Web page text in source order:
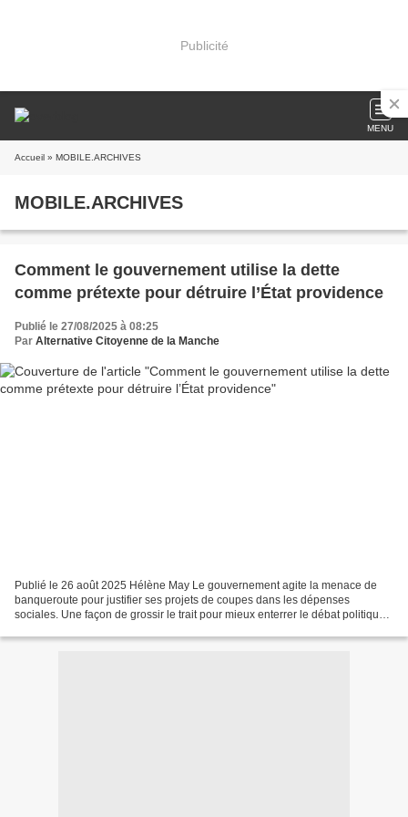
Publicité
MENU
Accueil » MOBILE.ARCHIVES
MOBILE.ARCHIVES
Comment le gouvernement utilise la dette
comme prétexte pour détruire l’État providence
Publié le 27/08/2025 à 08:25
Par Alternative Citoyenne de la Manche
Publié le 26 août 2025 Hélène May Le gouvernement agite la menace de
banqueroute pour justifier ses projets de coupes dans les dépenses
sociales. Une façon de grossir le trait pour mieux enterrer le débat politique